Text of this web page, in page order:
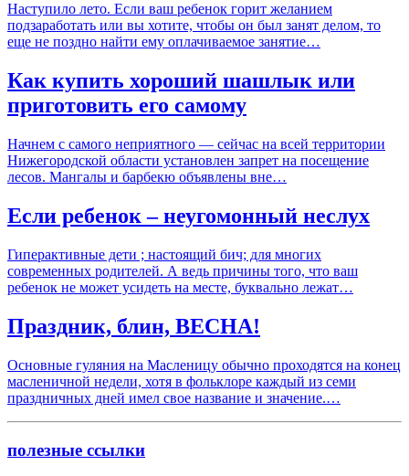
Наступило лето. Если ваш ребенок горит желанием
подзаработать или вы хотите, чтобы он был занят делом, то
еще не поздно найти ему оплачиваемое занятие…
Как купить хороший шашлык или
приготовить его самому
Начнем с самого неприятного — сейчас на всей территории
Нижегородской области установлен запрет на посещение
лесов. Мангалы и барбекю объявлены вне…
Если ребенок – неугомонный неслух
Гиперактивные дети ; настоящий бич; для многих
современных родителей. А ведь причины того, что ваш
ребенок не может усидеть на месте, буквально лежат…
Праздник, блин, ВЕСНА!
Основные гуляния на Масленицу обычно проходятся на конец
масленичной недели, хотя в фольклоре каждый из семи
праздничных дней имел свое название и значение.…
полезные ссылки